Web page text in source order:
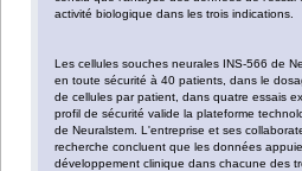
activité biologique dans les trois indications.
Les cellules souches neurales INS-566 de
en toute sécurité à 40 patients, dans le
de cellules par patient, dans quatre essais
profil de sécurité valide la plateforme
de Neuralstem. L'entreprise et ses
recherche concluent que les données
développement clinique dans chacune des